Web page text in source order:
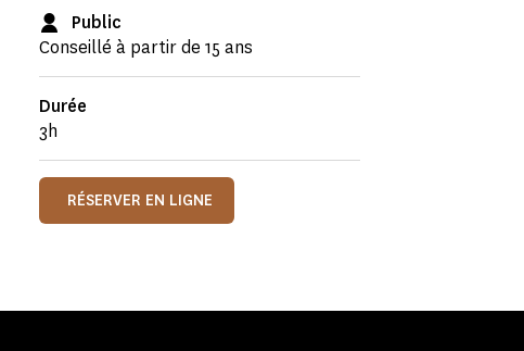
Public
Conseillé à partir de 15 ans
Durée
3h
RÉSERVER EN LIGNE